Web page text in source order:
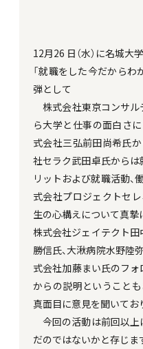
12月26 日（水）に名城
「就職をした今だからわ
弾として
株式会社東京コンサル
ら大学と仕事の面白さ
式会社三弘前田尚希氏
社セラク武田卓氏から
リットおよび就職活動、
式会社プロジェクトセ
生の心構えについて真摯
株式会社ジェイテクト
勝信氏、大湫病院水野陸
式会社加藤まい氏のフォ
からの説明ということ
真面目に意見を聞いてお
今回の活動は前回以上
だのではないかと存じま